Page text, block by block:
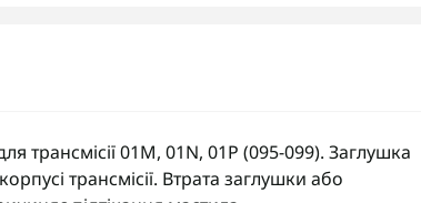
трансмісії 01M, 01N, 01P (095-099). Заглушка
трансмісії. Втрата заглушки або